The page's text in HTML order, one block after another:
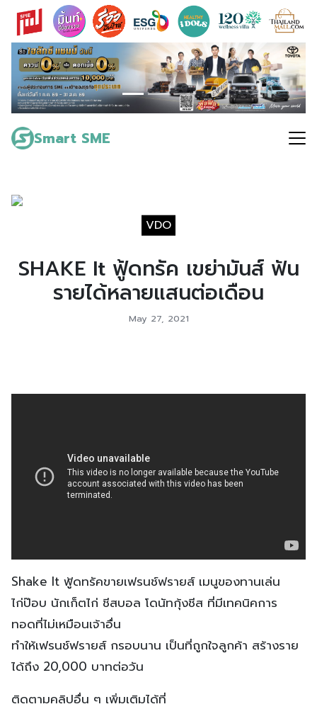
Skip
content
Smart SME
Search
for:
VDO
SHAKE It ฟู้ดทรัค เขย่ามันส์ ฟัน
รายได้หลายแสนต่อเดือน
May 27, 2021
Shake It ฟู้ดทรัคขายเฟรนช์ฟรายส์ เมนูของทานเล่น
ไก่ป๊อบ นักเก็ตไก่ ชีสบอล โดนัทกุ้งชีส ที่มีเทคนิคการ
ทอดที่ไม่เหมือนเจ้าอื่น
ทำให้เฟรนช์ฟรายส์ กรอบนาน เป็นที่ถูกใจลูกค้า สร้างราย
ได้ถึง 20,000 บาทต่อวัน
ติดตามคลิปอื่น ๆ เพิ่มเติมได้ที่